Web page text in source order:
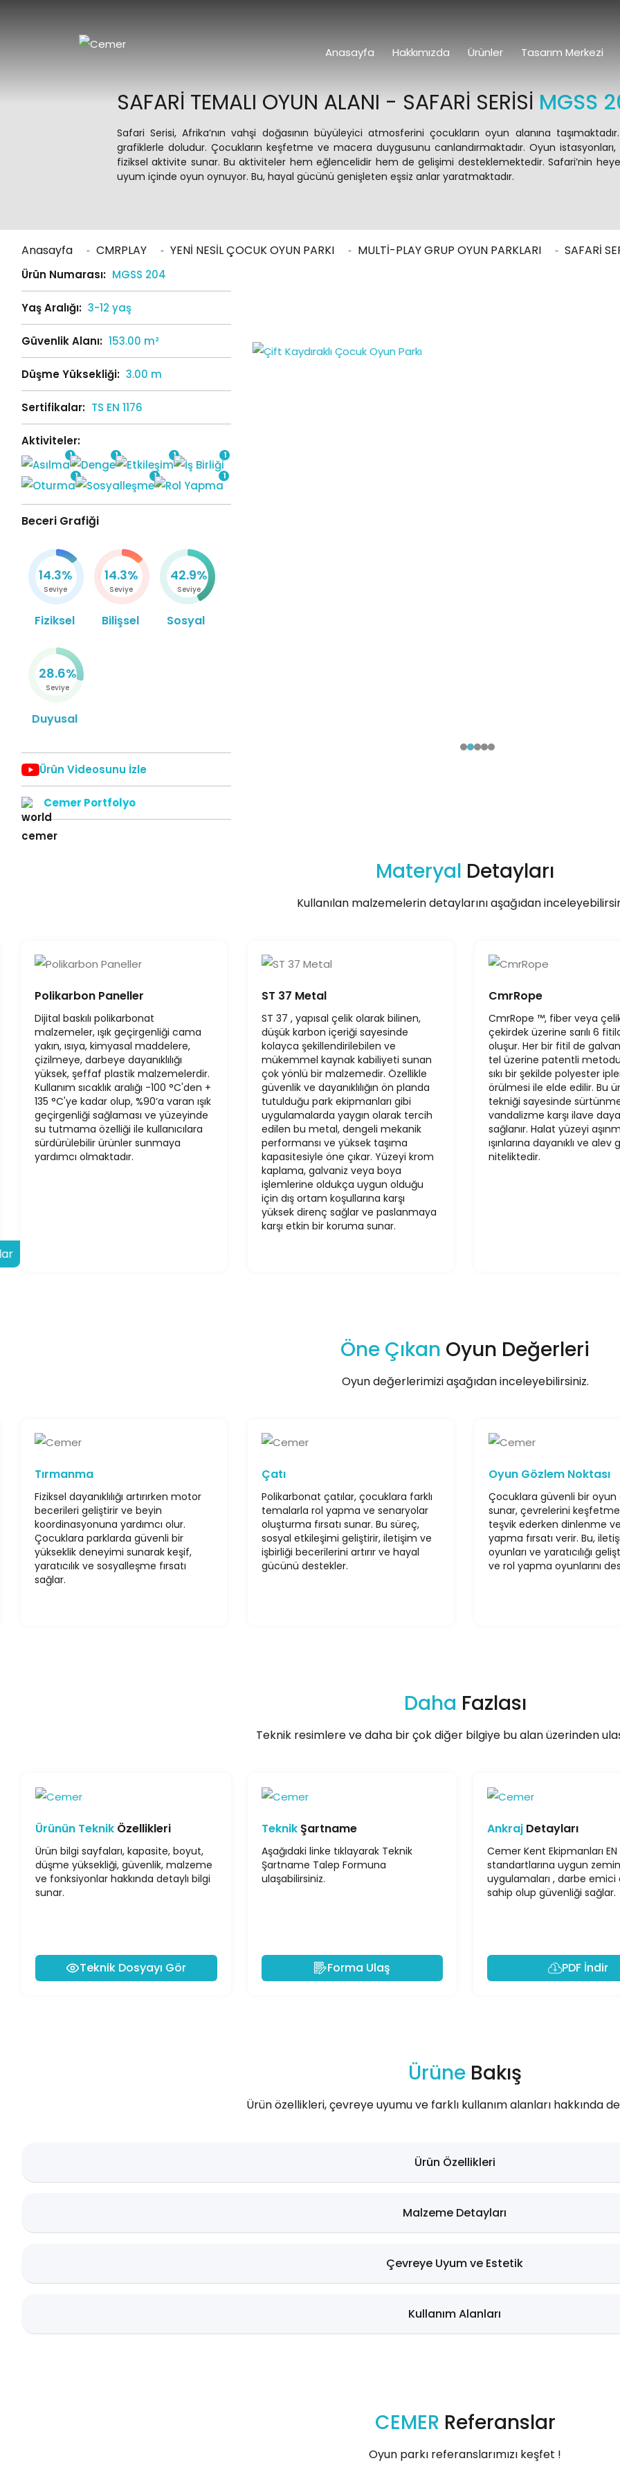
Anasayfa Hakkımızda Ürünler Tasarım Merkezi
SAFARI TEMALI OYUN ALANI - SAFARI SERISI MGSS
Safari Serisi, Afrika’nın vahşi doğasının büyüleyici atmosferini çocukların oyun alanına
grafiklerle doludur. Çocukların keşfetme ve macera duygusunu canlandırmaktadır. Oyun
fiziksel aktivite sunar. Bu aktiviteler hem eğlencelidir hem de gelişimi desteklemektedir. Safari’nin
uyum içinde oyun oynuyor. Bu, hayal gücünü genişleten eşsiz anlar yaratmaktadır.
Anasayfa CMRPLAY YENİ NESİL ÇOCUK OYUN PARKI MULTİ-PLAY GRUP OYUN PARKLARI SAFARİ
Ürün Numarası: MGSS 204
Yaş Aralığı: 3-12 yaş
Güvenlik Alanı: 153.00 m²
Düşme Yüksekliği: 3.00 m
Sertifikalar: TS EN 1176
Aktiviteler:
1 1 1
1
1
1 1
Beceri Grafiği
14.3%
Seviye
Fiziksel
14.3%
Seviye
Bilişsel
42.9%
Seviye
Sosyal
28.6%
Seviye
Duyusal
Ürün Videosunu İzle
Cemer Portfolyo
Materyal Detayları
Kullanılan malzemelerin detaylarını aşağıdan
Polikarbon Paneller
Dijital baskılı polikarbonat
malzemeler, ışık geçirgenliği cama
yakın, ısıya, kimyasal maddelere,
çizilmeye, darbeye dayanıklılığı
yüksek, şeffaf plastik malzemelerdir.
Kullanım sıcaklık aralığı -100 °C'den +
135 °C'ye kadar olup, %90’a varan ışık
geçirgenliği sağlaması ve yüzeyinde
su tutmama özelliği ile kullanıcılara
sürdürülebilir ürünler sunmaya
yardımcı olmaktadır.
ST 37 Metal
ST 37 , yapısal çelik olarak bilinen,
düşük karbon içeriği sayesinde
kolayca şekillendirilebilen ve
mükemmel kaynak kabiliyeti sunan
çok yönlü bir malzemedir. Özellikle
güvenlik ve dayanıklılığın ön planda
tutulduğu park ekipmanları gibi
uygulamalarda yaygın olarak tercih
edilen bu metal, dengeli mekanik
performansı ve yüksek taşıma
kapasitesiyle öne çıkar. Yüzeyi krom
kaplama, galvaniz veya boya
işlemlerine oldukça uygun olduğu
için dış ortam koşullarına karşı
yüksek direnç sağlar ve paslanmaya
karşı etkin bir koruma sunar.
CmrRope
CmrRope ™, fiber veya
çekirdek üzerine sarılı 6
oluşur. Her bir fitil de
tel üzerine patentli
sıkı bir şekilde polyester
örülmesi ile elde edilir. Bu
tekniği sayesinde
vandalizme karşı ilave
sağlanır. Halat yüzeyi
ışınlarına dayanıklı ve
niteliktedir.
Öne Çıkan Oyun Değerleri
Oyun değerlerimizi aşağıdan inceleyebilirsiniz.
Tırmanma
Fiziksel dayanıklılığı artırırken motor
becerileri geliştirir ve beyin
koordinasyonuna yardımcı olur.
Çocuklara parklarda güvenli bir
yükseklik deneyimi sunarak keşif,
yaratıcılık ve sosyalleşme fırsatı
sağlar.
Çatı
Polikarbonat çatılar, çocuklara farklı
temalarla rol yapma ve senaryolar
oluşturma fırsatı sunar. Bu süreç,
sosyal etkileşimi geliştirir, iletişim ve
işbirliği becerilerini artırır ve hayal
gücünü destekler.
Oyun Gözlem Noktası
Çocuklara güvenli bir oyun
sunar, çevrelerini
teşvik ederken dinlenme
yapma fırsatı verir. Bu,
oyunları ve yaratıcılığı
ve rol yapma oyunlarını
Daha Fazlası
Teknik resimlere ve daha bir çok diğer bilgiye bu alan üzerinden
Ürünün Teknik Özellikleri
Ürün bilgi sayfaları, kapasite, boyut,
düşme yüksekliği, güvenlik, malzeme
ve fonksiyonlar hakkında detaylı bilgi
sunar.
Teknik Dosyayı Gör
TeknikŞartname
Aşağıdaki linke tıklayarak Teknik
Şartname Talep Formuna
ulaşabilirsiniz.
Forma Ulaş
Ankraj Detayları
Cemer Kent Ekipmanları EN
standartlarına uygun zemin
uygulamaları , darbe emici
sahip olup güvenliği sağlar.
PDF İndir
Ürüne Bakış
Ürün özellikleri, çevreye uyumu ve farklı kullanım alanları hakkında
Ürün Özellikleri
Malzeme Detayları
Çevreye Uyum ve Estetik
Kullanım Alanları
CEMER Referanslar
Oyun parkı referanslarımızı keşfet !